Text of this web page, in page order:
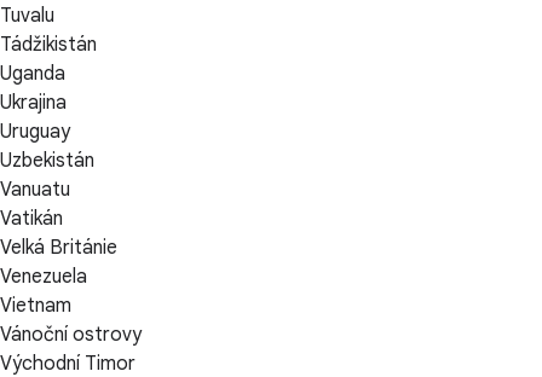
Tuvalu
Tádžikistán
Uganda
Ukrajina
Uruguay
Uzbekistán
Vanuatu
Vatikán
Velká Británie
Venezuela
Vietnam
Vánoční ostrovy
Východní Timor